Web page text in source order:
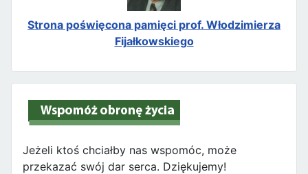
Strona poświęcona pamięci prof. Włodzimierza
Fijałkowskiego
Jeżeli ktoś chciałby nas wspomóc, może
przekazać swój dar serca. Dziękujemy!